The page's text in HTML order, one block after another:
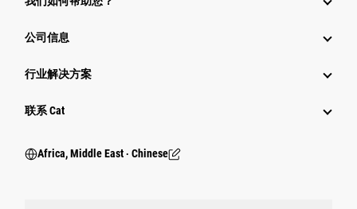
公司信息
行业解决方案
行业
联系 Cat
Africa, Middle East ‧ Chinese